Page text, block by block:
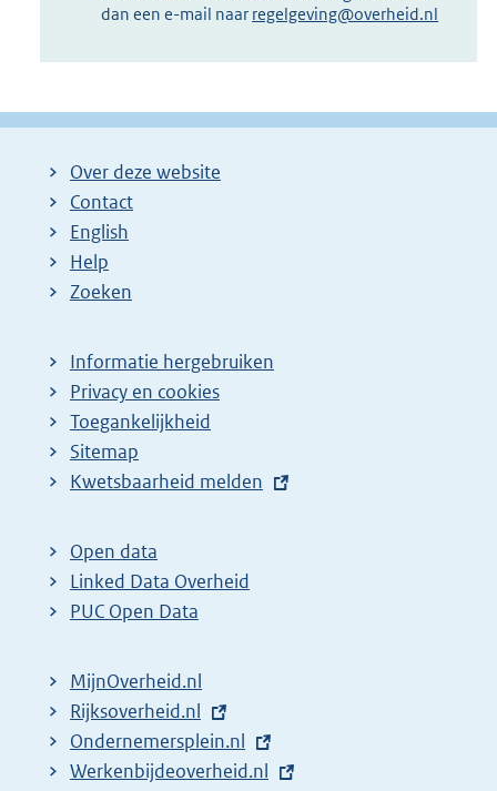
dan een e-mail naar regelgeving@overheid.nl
Over deze website
Contact
English
Help
Zoeken
Informatie hergebruiken
Privacy en cookies
Toegankelijkheid
Sitemap
E
t
e
r
l
i
n
k
Kwetsbaarheid melden
Open data
Linked Data Overheid
PUC Open Data
MijnOverheid.nl
E
x
t
Rijksoverheid.nl
E
x
Ondernemersplein.nl
E
Werkenbijdeoverheid.nl